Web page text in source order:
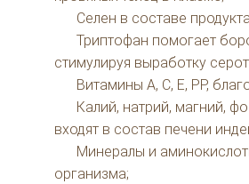
Селен в составе
Триптофан помогает
стимулируя выработку
Витамины A, C, E, PP,
Калий, натрий, магний,
входят в состав печени
Минералы и
организма;